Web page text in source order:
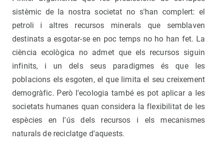
sistèmic de la nostra societat no s'han complert: el
petroli i altres recursos minerals que semblaven
destinats a esgotar-se en poc temps no ho han fet. La
ciència ecològica no admet que els recursos siguin
infinits, i un dels seus paradigmes és que les
poblacions els esgoten, el que limita el seu creixement
demogràfic. Però l'ecologia també es pot aplicar a les
societats humanes quan considera la flexibilitat de les
espècies en l'ús dels recursos i els mecanismes
naturals de reciclatge d'aquests.